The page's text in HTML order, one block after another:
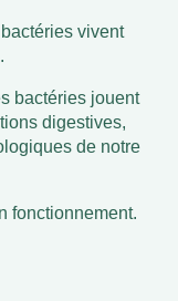
vivent
bactéries jouent
digestives,
de notre
fonctionnement.